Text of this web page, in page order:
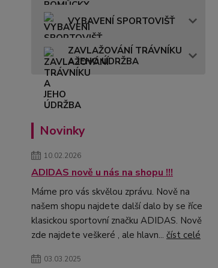
VYBAVENÍ SPORTOVIŠŤ
ZAVLAŽOVÁNÍ TRÁVNÍKU
A JEHO ÚDRŽBA
Novinky
10.02.2026
ADIDAS nově u nás na shopu !!!
Máme pro vás skvělou zprávu. Nově na
našem shopu najdete další dalo by se říce
klasickou sportovní značku ADIDAS. Nově
zde najdete veškeré , ale hlavn... číst celé
03.03.2025